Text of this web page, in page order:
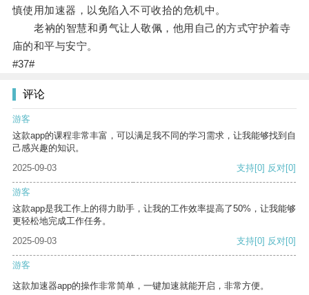
慎使用加速器，以免陷入不可收拾的危机中。
老衲的智慧和勇气让人敬佩，他用自己的方式守护着寺
庙的和平与安宁。
#37#
评论
游客
这款app的课程非常丰富，可以满足我不同的学习需求，让我能够找到自
己感兴趣的知识。
2025-09-03
支持[0] 反对[0]
游客
这款app是我工作上的得力助手，让我的工作效率提高了50%，让我能够
更轻松地完成工作任务。
2025-09-03
支持[0] 反对[0]
游客
这款加速器app的操作非常简单，一键加速就能开启，非常方便。